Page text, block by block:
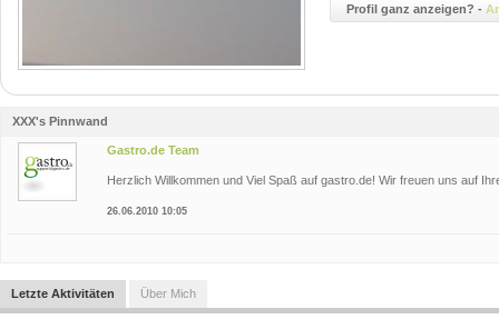
Profil ganz anzeigen? -
XXX's Pinnwand
Gastro.de Team
Herzlich Willkommen und Viel Spaß auf gastro.de! Wir freuen uns auf
26.06.2010 10:05
Letzte Aktivitäten Über Mich